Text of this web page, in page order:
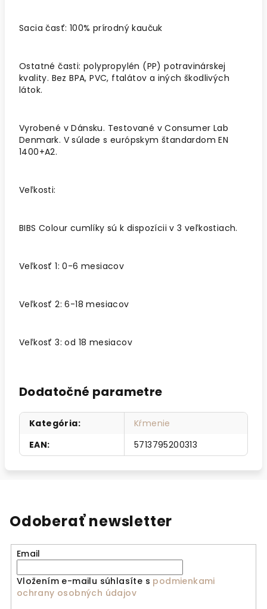
Sacia časť: 100% prírodný kaučuk
Ostatné časti: polypropylén (PP) potravinárskej
kvality. Bez BPA, PVC, ftalátov a iných škodlivých
látok.
Vyrobené v Dánsku. Testované v Consumer Lab
Denmark. V súlade s európskym štandardom EN
1400+A2.
Veľkosti:
BIBS Colour cumlíky sú k dispozícii v 3 veľkostiach.
Veľkosť 1: 0-6 mesiacov
Veľkosť 2: 6-18 mesiacov
Veľkosť 3: od 18 mesiacov
Dodatočné parametre
Kategória:
Kŕmenie
EAN: 5713795200313
Odoberať newsletter
Email
Vložením e-mailu súhlasíte s podmienkami
ochrany osobných údajov